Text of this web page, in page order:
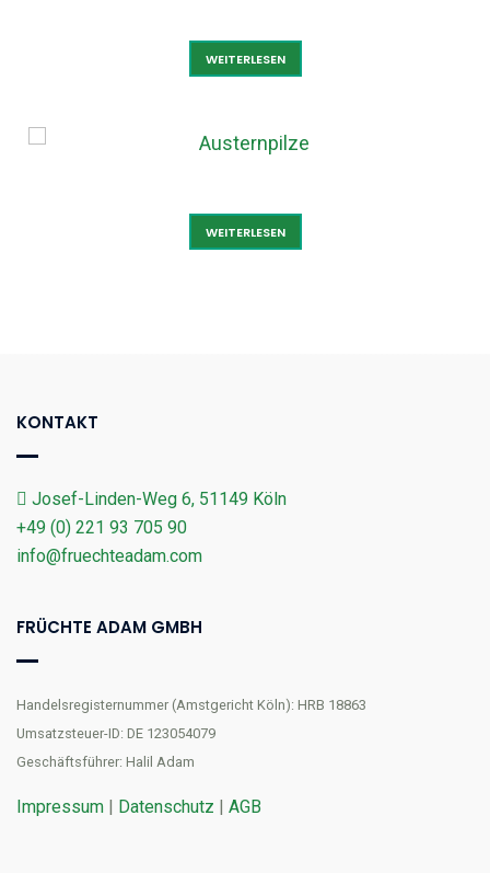
WEITERLESEN
WEITERLESEN
KONTAKT
Josef-Linden-Weg 6, 51149 Köln
+49 (0) 221 93 705 90
info@fruechteadam.com
FRÜCHTE ADAM GMBH
Handelsregisternummer (Amstgericht Köln): HRB 18863
Umsatzsteuer-ID: DE 123054079
Geschäftsführer: Halil Adam
Impressum | Datenschutz | AGB